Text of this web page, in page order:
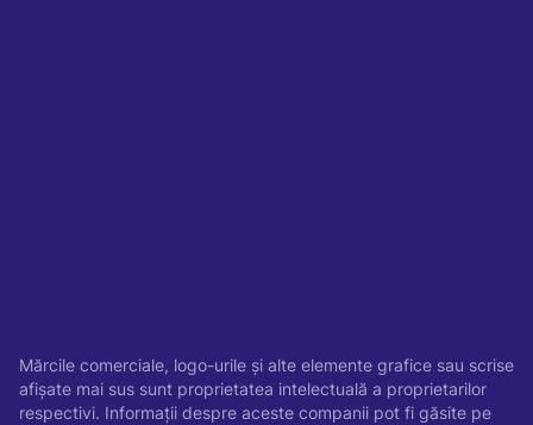
Mărcile comerciale, logo-urile și alte elemente grafice sau scrise
afișate mai sus sunt proprietatea intelectuală a proprietarilor
respectivi. Informații despre aceste companii pot fi găsite pe